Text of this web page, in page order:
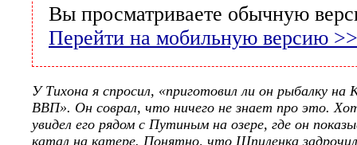
Вы просматриваете обычную
Перейти на мобильную версию >>
У Тихона я спросил, «приготовил ли он рыбалку на
ВВП». Он соврал, что ничего не знает про это.
увидел его рядом с Путиным на озере, где он
катал на катере. Понятно, что Шпиленка